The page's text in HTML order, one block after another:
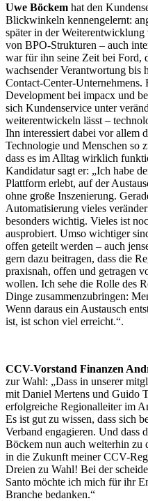
Uwe Böckem hat den
Blickwinkeln kennengelernt:
später in der
von BPO-Strukturen – auch
war für ihn seine Zeit bei Ford,
wachsender Verantwortung bis
Contact-Center-Unternehmens.
Development bei impacx und
sich Kundenservice unter
weiterentwickeln lässt –
Ihn interessiert dabei vor allem
Technologie und Menschen so
dass es im Alltag wirklich
Kandidatur sagt er: „Ich habe
Plattform erlebt, auf der
ohne große Inszenierung.
Automatisierung vieles
besonders wichtig. Vieles ist
ausprobiert. Umso wichtiger
offen geteilt werden – auch
gern dazu beitragen, dass die
praxisnah, offen und getragen
wollen. Ich sehe die Rolle des
Dinge zusammenzubringen:
Wenn daraus ein Austausch
ist, ist schon viel erreicht.“.
CCV-Vorstand Finanzen
zur Wahl: „Dass in unserer
mit Daniel Mertens und Guido
erfolgreiche Regionalleiter im
Es ist gut zu wissen, dass sich
Verband engagieren. Und dass
Böckem nun auch weiterhin zu
in die Zukunft meiner CCV-
Dreien zu Wahl! Bei der
Santo möchte ich mich für ihr
Branche bedanken.“